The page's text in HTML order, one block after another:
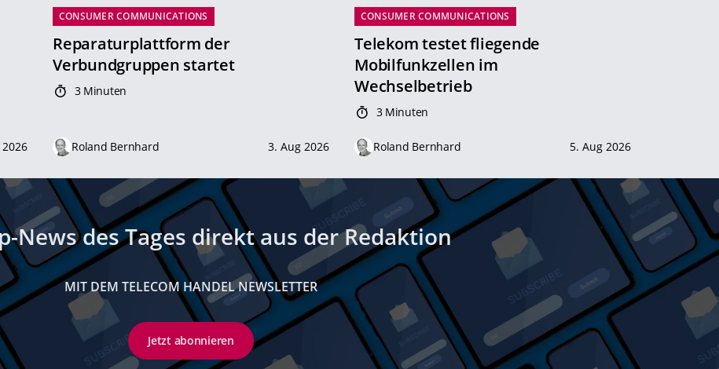
CONSUMER COMMUNICATIONS
Reparaturplattform der
Verbundgruppen startet
3 Minuten
Roland Bernhard 3. Aug 2026
CONSUMER COMMUNICATIONS
Telekom testet fliegende
Mobilfunkzellen im
Wechselbetrieb
3 Minuten
Roland Bernhard 5. Aug 2026
News des Tages direkt aus der Redaktion
MIT DEM TELECOM HANDEL NEWSLETTER
Jetzt abonnieren